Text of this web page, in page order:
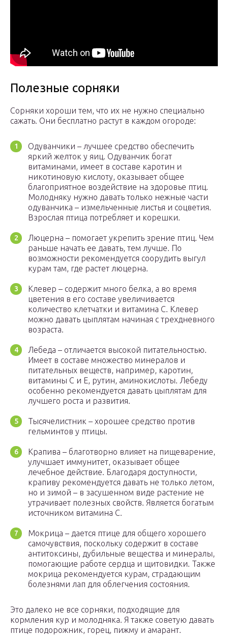
Полезные сорняки
Сорняки хороши тем, что их не нужно специально
сажать. Они бесплатно растут в каждом огороде:
Одуванчики – лучшее средство обеспечить
яркий желток у яиц. Одуванчик богат
витаминами, имеет в составе каротин и
никотиновую кислоту, оказывает общее
благоприятное воздействие на здоровье птиц.
Молодняку нужно давать только нежные части
одуванчика – измельченные листья и соцветия.
Взрослая птица потребляет и корешки.
Люцерна – помогает укрепить зрение птиц. Чем
раньше начать ее давать, тем лучше. По
возможности рекомендуется соорудить выгул
курам там, где растет люцерна.
Клевер – содержит много белка, а во время
цветения в его составе увеличивается
количество клетчатки и витамина С. Клевер
можно давать цыплятам начиная с трехдневного
возраста.
Лебеда – отличается высокой питательностью.
Имеет в составе множество минералов и
питательных веществ, например, каротин,
витамины С и Е, рутин, аминокислоты. Лебеду
особенно рекомендуется давать цыплятам для
лучшего роста и развития.
Тысячелистник – хорошее средство против
гельминтов у птицы.
Крапива – благотворно влияет на пищеварение,
улучшает иммунитет, оказывает общее
лечебное действие. Благодаря доступности,
крапиву рекомендуется давать не только летом,
но и зимой – в засушенном виде растение не
утрачивает полезных свойств. Является богатым
источником витамина С.
Мокрица – дается птице для общего хорошего
самочувствия, поскольку содержит в составе
антитоксины, дубильные вещества и минералы,
помогающие работе сердца и щитовидки. Также
мокрица рекомендуется курам, страдающим
болезнями лап для облегчения состояния.
Это далеко не все сорняки, подходящие для
кормления кур и молодняка. Я также советую давать
птице подорожник, горец, пижму и амарант.